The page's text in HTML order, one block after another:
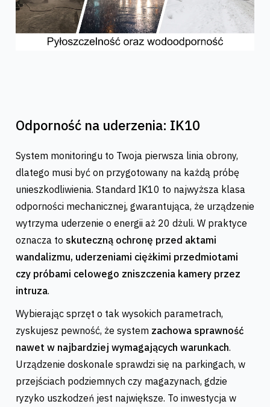
Odporność na uderzenia: IK10
System monitoringu to Twoja pierwsza linia obrony,
dlatego musi być on przygotowany na każdą próbę
unieszkodliwienia. Standard IK10 to najwyższa klasa
odporności mechanicznej, gwarantująca, że urządzenie
wytrzyma uderzenie o energii aż 20 dżuli. W praktyce
oznacza to skuteczną ochronę przed aktami
wandalizmu, uderzeniami ciężkimi przedmiotami
czy próbami celowego zniszczenia kamery przez
intruza.
Wybierając sprzęt o tak wysokich parametrach,
zyskujesz pewność, że system zachowa sprawność
nawet w najbardziej wymagających warunkach.
Urządzenie doskonale sprawdzi się na parkingach, w
przejściach podziemnych czy magazynach, gdzie
ryzyko uszkodzeń jest największe. To inwestycja w